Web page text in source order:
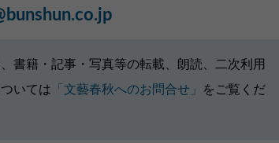
書籍・記事・写真等の転載、朗読、二次利用
いては 「文藝春秋へのお問合せ」
をご覧くだ